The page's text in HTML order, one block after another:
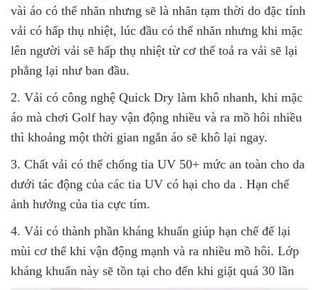
vài áo có thể nhăn nhưng sẽ là nhăn tạm thời do đặc tính
vải có hấp thụ nhiệt, lúc đầu có thể nhăn nhưng khi mặc
lên người vải sẽ hấp thụ nhiệt từ cơ thể toả ra vải sẽ lại
phẳng lại như ban đầu.
2. Vải có công nghệ Quick Dry làm khô nhanh, khi mặc
áo mà chơi Golf hay vận động nhiều và ra mồ hôi nhiều
thì khoảng một thời gian ngắn áo sẽ khô lại ngay.
3. Chất vải có thể chống tia UV 50+ mức an toàn cho da
dưới tác động của các tia UV có hại cho da . Hạn chế
ảnh hưởng của tia cực tím.
4. Vải có thành phần kháng khuẩn giúp hạn chế để lại
mùi cơ thể khi vận động mạnh và ra nhiều mồ hôi. Lớp
kháng khuẩn này sẽ tồn tại cho đến khi giặt quá 30 lần